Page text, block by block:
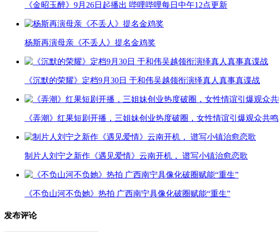
《金昭玉醉》9月26日起播出 哔哩哔哩每日中午12点更新
杨斯再演母亲《不丢人》提名金鸡奖
《沉默的荣耀》定档9月30日 于和伟吴越领衔演绎真人真事真谍战
《弄潮》红果短剧开播，三姐妹创业热度破圈，女性情谊引爆观众共鸣
制片人刘宁之新作《遇见爱情》云南开机， 谱写小镇治愈恋歌
《不负山河不负她》热拍 广西南宁具像化破圈赋能“重生”
发布评论